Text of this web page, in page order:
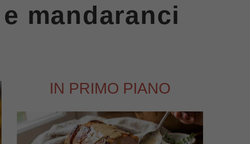
mandaranci
IN PRIMO PIANO